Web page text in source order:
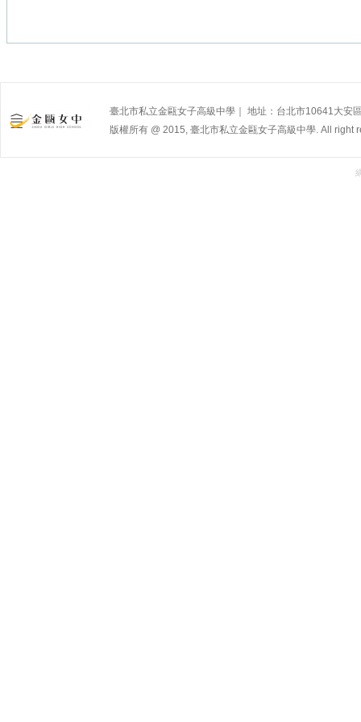
臺北市私立金甌女子高級中學｜ 地址：台北市10641大安
版權所有 @ 2015, 臺北市私立金甌女子高級中學. All right